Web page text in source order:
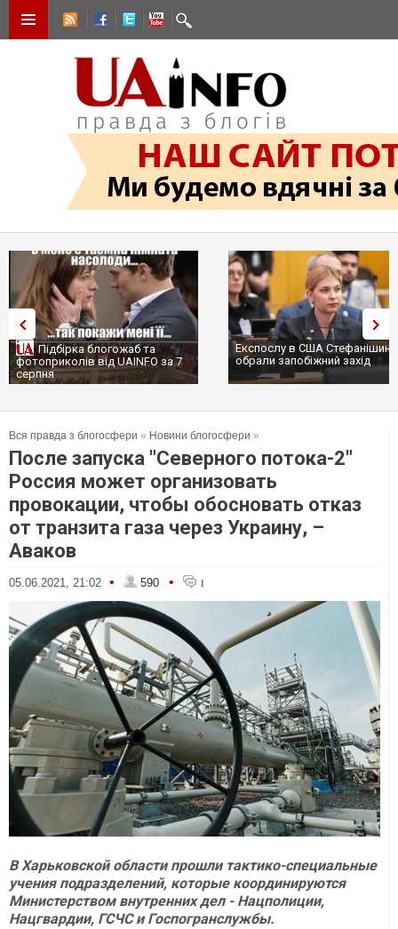
Підбірка блогожаб та
фотоприколів від UAINFO за 7
серпня
Експослу в США
обрали запобіжний захід
Вся правда з блогосфери » Новини блогосфери »
После запуска "Северного потока-2"
Россия может организовать
провокации, чтобы обосновать отказ
от транзита газа через Украину, –
Аваков
05.06.2021, 21:02 • 590 • 1
В Харьковской области прошли тактико-специальные
учения подразделений, которые координируются
Министерством внутренних дел - Нацполиции,
Нацгвардии, ГСЧС и Госпогранслужбы.